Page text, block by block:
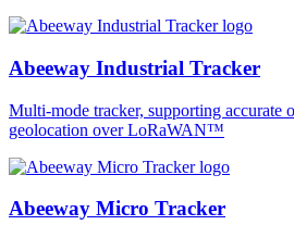
Abeeway Industrial Tracker
Multi-mode tracker, supporting accurate
geolocation over LoRaWAN™
Abeeway Micro Tracker